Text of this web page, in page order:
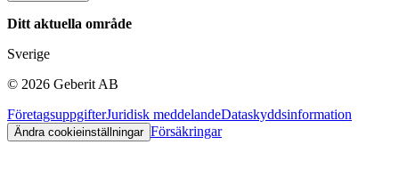
Ditt aktuella område
Sverige
© 2026 Geberit AB
FöretagsuppgifterJuridisk meddelandeDataskyddsinformation
Ändra cookieinställningar Försäkringar